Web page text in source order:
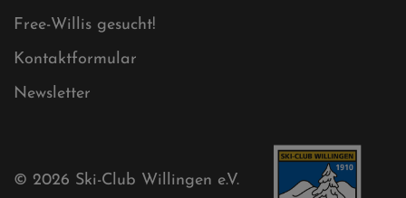
Aktuelles
Akkreditierungsantrag
Free-Willis gesucht!
Newsletter